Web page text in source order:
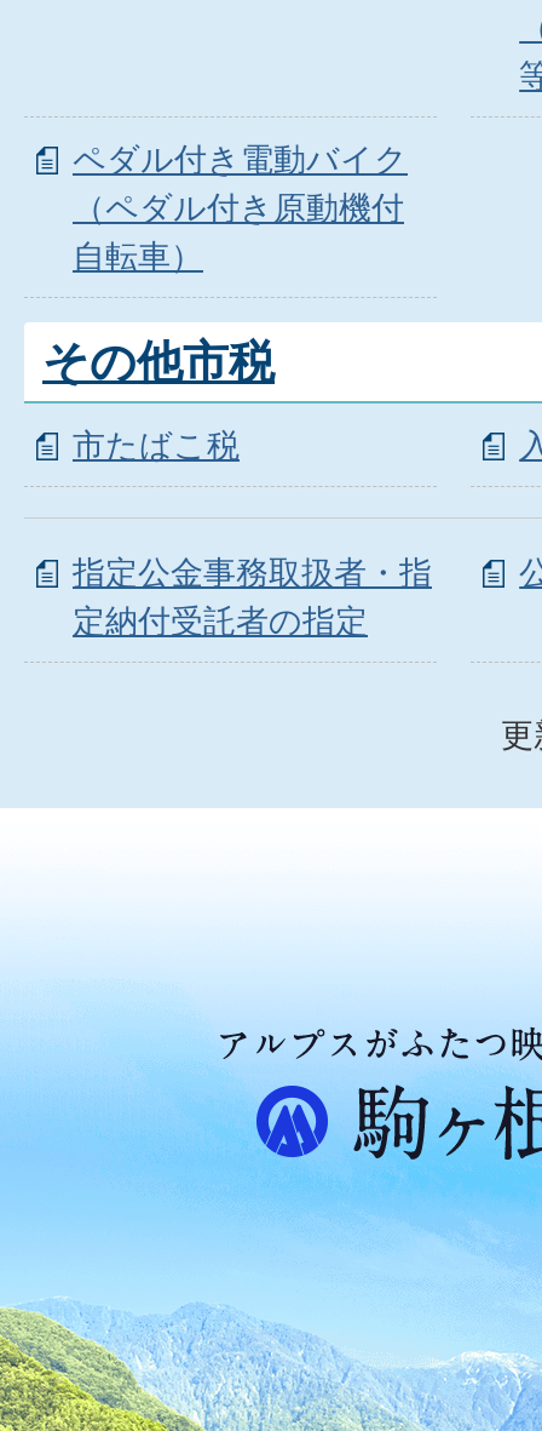
ペダル付き電動バイク
（ペダル付き原動機付
自転車）
その他市税
市たばこ税
指定公金事務取扱者・指
定納付受託者の指定
ア
ル
プ
ス
が
た
つ